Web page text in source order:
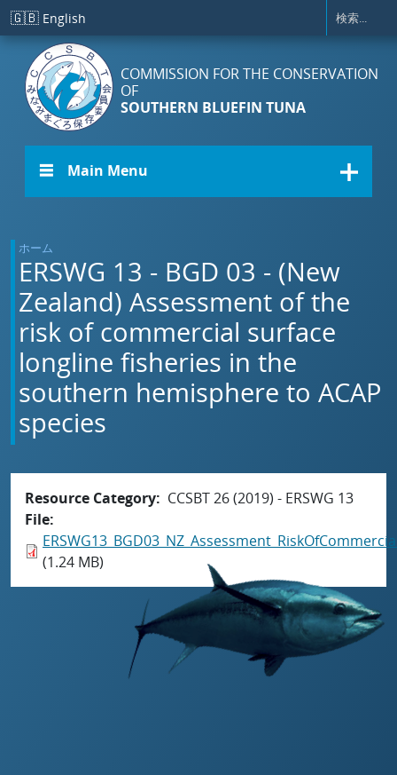
メインコンテンツに移動
🇬🇧 English
COMMISSION FOR THE CONSERVATION
OF
SOUTHERN BLUEFIN TUNA
☰ Main Menu
ホーム
ERSWG 13 - BGD 03 - (New
Zealand) Assessment of the
risk of commercial surface
longline fisheries in the
southern hemisphere to ACAP
species
Resource Category
CCSBT 26 (2019) - ERSWG 13
File
(1.24 MB)